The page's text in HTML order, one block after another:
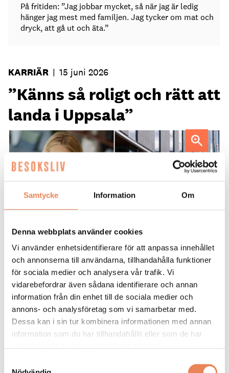
Samtycke Information Om
Denna webbplats använder cookies
Vi använder enhetsidentifierare för att anpassa innehållet
och annonserna till användarna, tillhandahålla funktioner
för sociala medier och analysera vår trafik. Vi
vidarebefordrar även sådana identifierare och annan
information från din enhet till de sociala medier och
annons- och analysföretag som vi samarbetar med.
Dessa kan i sin tur kombinera informationen med annan
information som du har tillhandahållit eller som de har
På fritiden: ”Jag jobbar mycket, så när jag är ledig
hänger jag mest med familjen. Jag tycker om mat och
dryck, att gå ut och äta.”
KARRIÄR | 15 juni 2026
”Känns så roligt och rätt att
landa i Uppsala”
Maria Tallén
KARRIÄR. Efter sju år på Clarion Hotel
Winn i Gävle är det dags för Maria
Tallén att ta sig an ett nytt uppdrag.
Sedan 1 juni är hon vd för Radisson Blu
Hotel i Uppsala.
Grattis till nya jobbet!